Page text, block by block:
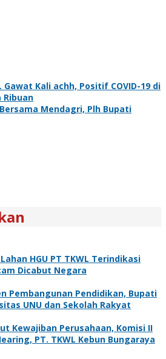
Gawat Kali achh, Positif COVID-19 di
Mendagri, Plh Bupati
HGU PT TKWL Terindikasi
Dicabut Negara
Pembangunan Pendidikan, Bupati
UNU dan Sekolah Rakyat
Kewajiban Perusahaan, Komisi II
PT. TKWL Kebun Bungaraya